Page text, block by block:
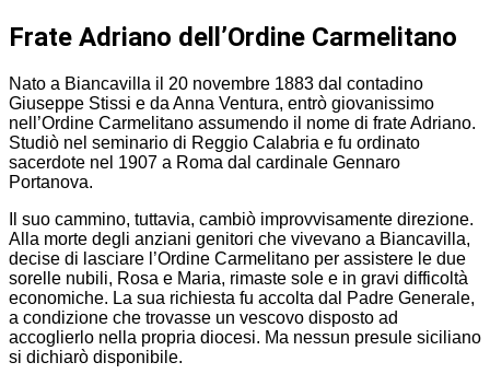
Frate Adriano dell’Ordine Carmelitano
Nato a Biancavilla il 20 novembre 1883 dal contadino
Giuseppe Stissi e da Anna Ventura, entrò giovanissimo
nell’Ordine Carmelitano assumendo il nome di frate Adriano.
Studiò nel seminario di Reggio Calabria e fu ordinato
sacerdote nel 1907 a Roma dal cardinale Gennaro
Portanova.
Il suo cammino, tuttavia, cambiò improvvisamente direzione.
Alla morte degli anziani genitori che vivevano a Biancavilla,
decise di lasciare l’Ordine Carmelitano per assistere le due
sorelle nubili, Rosa e Maria, rimaste sole e in gravi difficoltà
economiche. La sua richiesta fu accolta dal Padre Generale,
a condizione che trovasse un vescovo disposto ad
accoglierlo nella propria diocesi. Ma nessun presule siciliano
si dichiarò disponibile.